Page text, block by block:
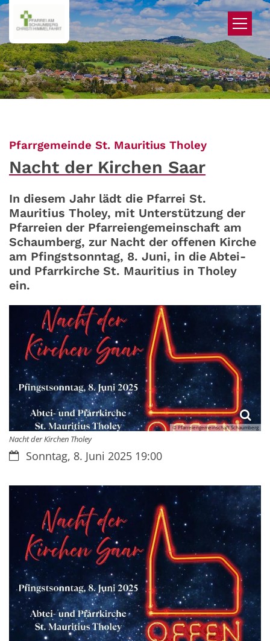
Zum Inhalt springen
Pfarrgemeinde St. Mauritius Tholey:
Nacht der Kirchen Saar
In diesem Jahr lädt die Pfarrei St.
Mauritius Tholey, mit Unterstützung der
Pfarreien der Pfarreiengemeinschaft am
Schaumberg, zur Nacht der offenen Kirche
am Pfingstsonntag, 8. Juni, in die Abtei-
und Pfarrkirche St. Mauritius in Tholey
ein.
© Pfarreiengemeinschaft Schaumberg
Nacht der Kirchen Tholey
Datum:Sonntag, 8. Juni 2025 19:00